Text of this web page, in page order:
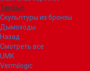
Тандыр
Скульптуры из бронзы
Дымоходы
Назад
Смотреть все
UMK
Vermilogic